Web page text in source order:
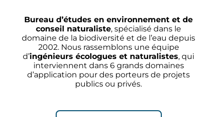
Bureau d’études en environnement et de
conseil naturaliste, spécialisé dans le
domaine de la biodiversité et de l’eau depuis
2002. Nous rassemblons une équipe
d’ingénieurs écologues et naturalistes, qui
interviennent dans 6 grands domaines
d’application pour des porteurs de projets
publics ou privés.